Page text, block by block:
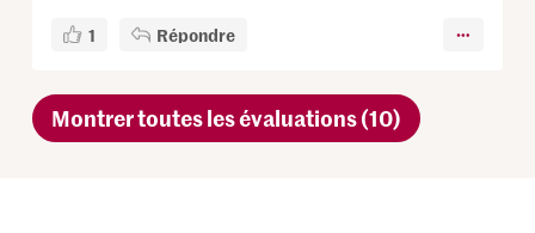
1 Répondre
Montrer toutes les évaluations (10)